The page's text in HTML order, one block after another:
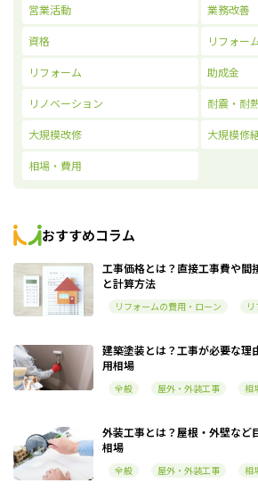
営業活動 業務改善
資格 リフォー
リフォーム 助成金
リノベーション 耐震・耐
大規模改修 大規模修
相場・費用
おすすめコラム
工事価格とは？直接工事費や間
と計算方法
リフォームの費用・ローン
建築塗装とは？工事が必要な理
用相場
全般 屋外・外装工事 相
外装工事とは？屋根・外壁など
相場
全般 屋外・外装工事 相